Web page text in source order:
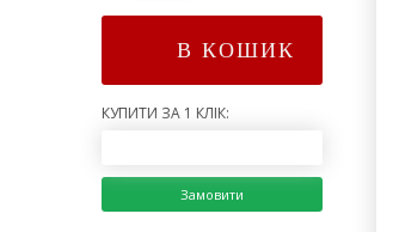
В КОШИК
КУПИТИ ЗА 1 КЛІК:
Замовити